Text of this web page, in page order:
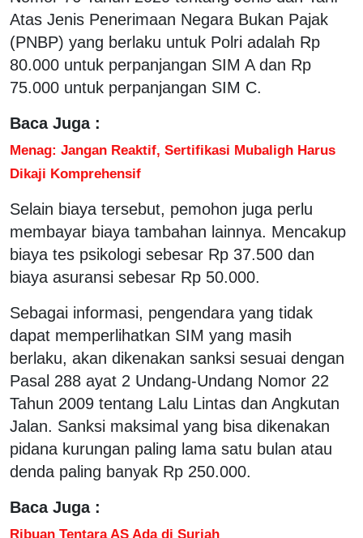
Atas Jenis Penerimaan Negara Bukan Pajak
(PNBP) yang berlaku untuk Polri adalah Rp
80.000 untuk perpanjangan SIM A dan Rp
75.000 untuk perpanjangan SIM C.
Baca Juga :
Menag: Jangan Reaktif, Sertifikasi Mubaligh Harus
Dikaji Komprehensif
Selain biaya tersebut, pemohon juga perlu
membayar biaya tambahan lainnya. Mencakup
biaya tes psikologi sebesar Rp 37.500 dan
biaya asuransi sebesar Rp 50.000.
Sebagai informasi, pengendara yang tidak
dapat memperlihatkan SIM yang masih
berlaku, akan dikenakan sanksi sesuai dengan
Pasal 288 ayat 2 Undang-Undang Nomor 22
Tahun 2009 tentang Lalu Lintas dan Angkutan
Jalan. Sanksi maksimal yang bisa dikenakan
pidana kurungan paling lama satu bulan atau
denda paling banyak Rp 250.000.
Baca Juga :
Ribuan Tentara AS Ada di Suriah